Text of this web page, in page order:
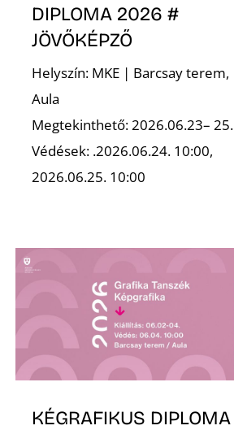
DIPLOMA 2026 #
JÖVŐKÉPZŐ
Helyszín: MKE | Barcsay terem,
Aula
Megtekinthető: 2026.06.23– 25.
Védések: .2026.06.24. 10:00,
2026.06.25. 10:00
KÉGRAFIKUS DIPLOMA